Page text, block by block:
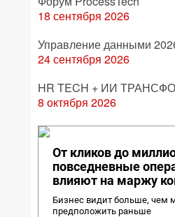
18 сентября 2026
Управление данными
24 сентября 2026
HR TECH + ИИ
8 октября 2026
От кликов до
повседневные
влияют на маржу
Бизнес видит больше, чем
предположить раньше